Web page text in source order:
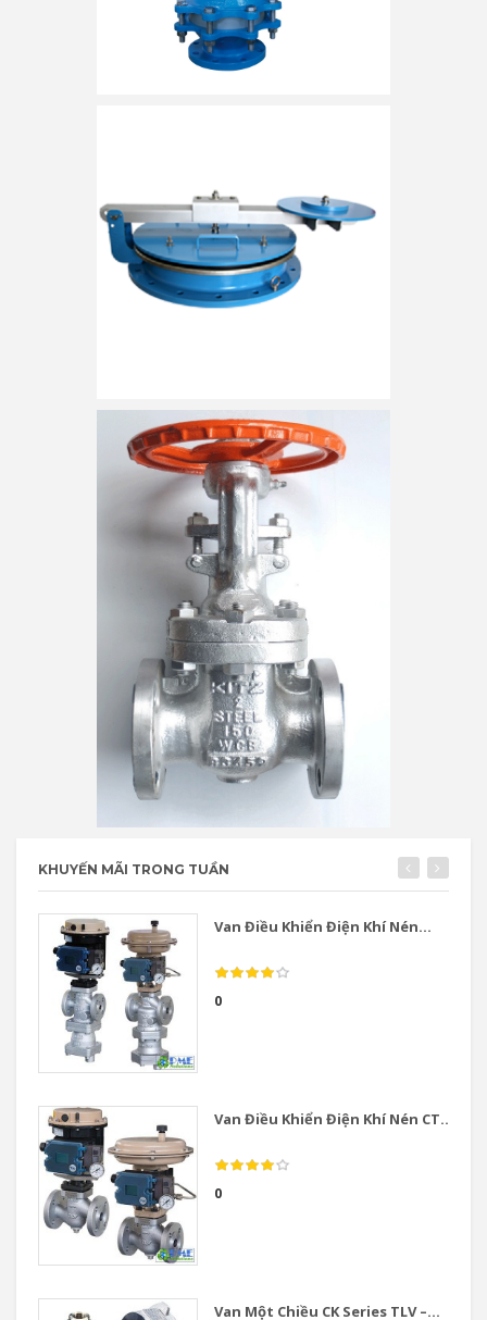
KHUYẾN MÃI TRONG TUẦN
Van Điều Khiển Điện Khí Nén...
0
Van Điều Khiển Điện Khí Nén CT...
0
Van Một Chiều CK Series TLV –...